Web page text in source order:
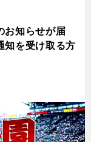
お知らせが届
を受け取る方